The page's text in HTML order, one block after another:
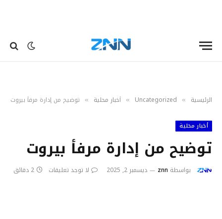
الرئيسية »
Uncategorized
» أخبار محلية » توضيح من إدارة مرفأ بيروت
أخبار محلية
توضيح من إدارة مرفأ بيروت
بواسطة znn ديسمبر 2, 2025 لا توجد تعليقات 2 دقائق